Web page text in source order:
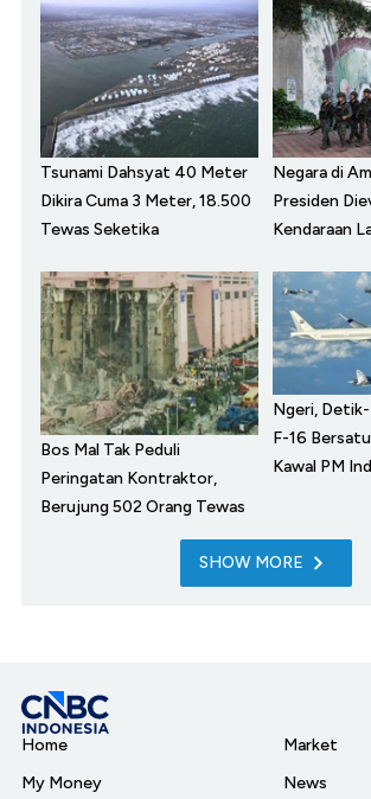
Tsunami Dahsyat 40 Meter
Dikira Cuma 3 Meter, 18.500
Tewas Seketika
Negara di
Presiden
Kendaraan
Bos Mal Tak Peduli
Peringatan Kontraktor,
Berujung 502 Orang Tewas
Ngeri,
F-16
Kawal PM
SHOW MORE
Home
My Money
Market
News